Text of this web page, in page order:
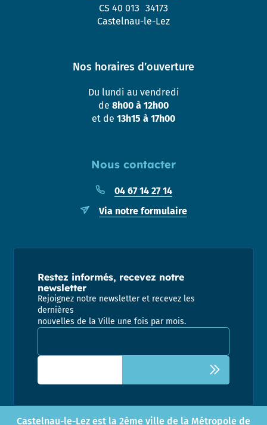
Nous contacter
04 67 14 27 14
Via notre formulaire
CS 40 013 34173
Castelnau-le-Lez
Nos horaires d’ouverture
Du lundi au vendredi
de 8h00 à 12h00
et de 13h15 à 17h00
Restez informés, recevez notre
newsletter
Rejoignez notre newsletter et recevez les
dernières
nouvelles de la Ville une fois par mois.
Adresse email pour la newsletter
Castelnau-le-Lez est la 2ème ville de la Métropole de